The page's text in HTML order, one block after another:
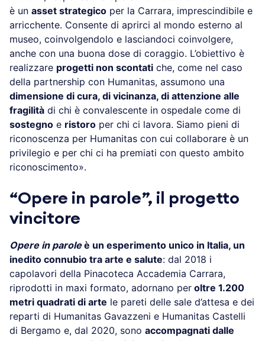
è un asset strategico per la Carrara, imprescindibile e
arricchente. Consente di aprirci al mondo esterno al
museo, coinvolgendolo e lasciandoci coinvolgere,
anche con una buona dose di coraggio. L’obiettivo è
realizzare progetti non scontati che, come nel caso
della partnership con Humanitas, assumono una
dimensione di cura, di vicinanza, di attenzione alle
fragilità di chi è convalescente in ospedale come di
sostegno e ristoro per chi ci lavora. Siamo pieni di
riconoscenza per Humanitas con cui collaborare è un
privilegio e per chi ci ha premiati con questo ambito
riconoscimento».
“Opere in parole”, il
progetto
vincitore
Opere in paroleè un esperimento unico in Italia, un
inedito connubio tra arte e salute: dal 2018 i
capolavori della Pinacoteca Accademia Carrara,
riprodotti in maxi formato, adornano per oltre 1.200
metri quadrati di arte le pareti delle sale d’attesa e dei
reparti di Humanitas Gavazzeni e Humanitas Castelli
di Bergamo e, dal 2020, sono accompagnati dalle